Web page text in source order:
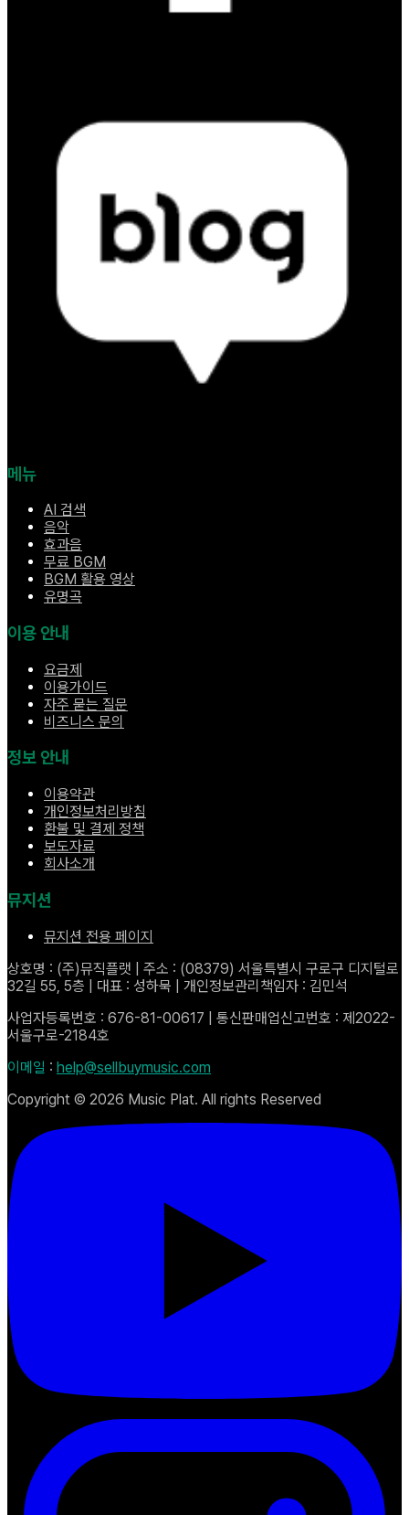
메뉴
AI 검색
음악
효과음
무료 BGM
BGM 활용 영상
유명곡
이용 안내
요금제
이용가이드
자주 묻는 질문
비즈니스 문의
정보 안내
이용약관
개인정보처리방침
환불 및 결제 정책
보도자료
회사소개
뮤지션
뮤지션 전용 페이지
상호명 : (주)뮤직플랫 | 주소 : (08379) 서울특별시 구로구 디지털로
32길 55, 5층 | 대표 : 성하묵 | 개인정보관리책임자 : 김민석
사업자등록번호 : 676-81-00617 | 통신판매업신고번호 : 제2022-
서울구로-2184호
이메일 : help@sellbuymusic.com
Copyright © 2026 Music Plat. All rights Reserved